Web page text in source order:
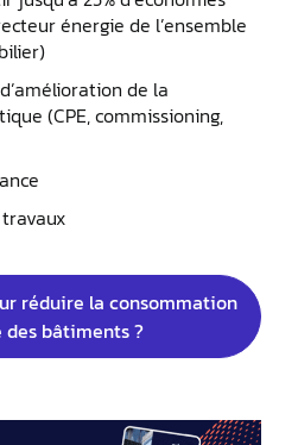
énergie de l’ensemble
de la
(CPE, commissioning,
réduire la consommation
des bâtiments ?